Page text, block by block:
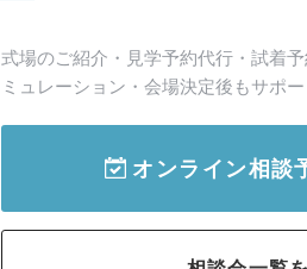
式場のご紹介・見学予約代行・試着
ミュレーション・会場決定後もサポー
オンライン相談